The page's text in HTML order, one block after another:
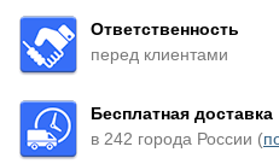
Ответственность
перед клиентами
Бесплатная доставка
в 242 города России (